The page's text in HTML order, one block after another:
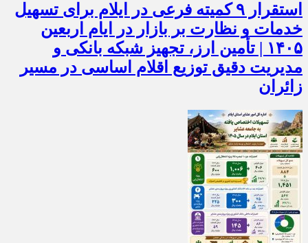
استقرار ۹ کمیته فرعی در ایلام برای تسهیل
خدمات و نظارت بر بازار در ایام اربعین
۱۴۰۵ | تأمین ارز، تجهیز شبکه بانکی و
مدیریت دقیق توزیع اقلام اساسی در مسیر
زائران